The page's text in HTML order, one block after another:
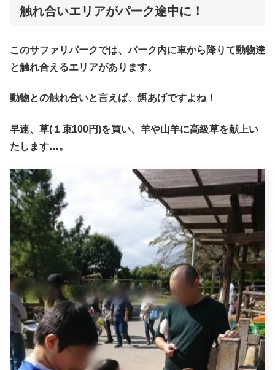
触れ合いエリアがパーク途中に！
このサファリパークでは、パーク内に車から降りて動物達
と触れ合えるエリアがあります。
動物との触れ合いと言えば、餌あげですよね！
早速、草(１束100円)を買い、羊や山羊に高級草を献上い
たします…。